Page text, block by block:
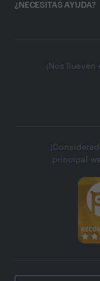
¿NECESITAS AYUDA?
¡Nos
principal